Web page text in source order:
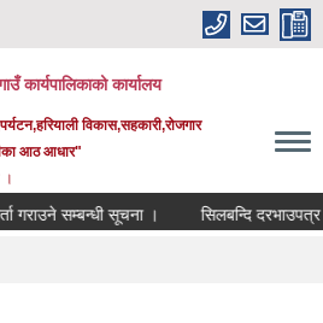
कार्यपालिकाको कार्यालय
विकास,सहकारी,रोजगार
आठ आधार"
।
सम्बन्धी सूचना । सिलबन्दि दरभाउपत्र